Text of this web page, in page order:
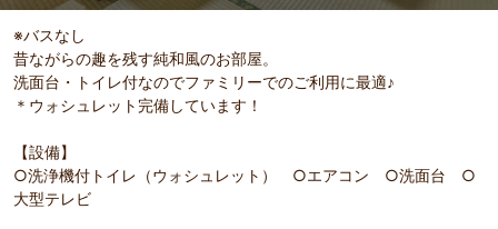
※バスなし
昔ながらの趣を残す純和風のお部屋。
洗面台・トイレ付なのでファミリーでのご利用に最適♪
＊ウォシュレット完備しています！
【設備】
○洗浄機付トイレ（ウォシュレット） ○エアコン ○洗面台 ○
大型テレビ